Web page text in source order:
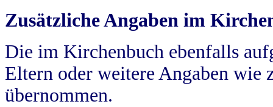
Zusätzliche Angaben im
Die im Kirchenbuch ebenfalls
Eltern oder weitere Angaben wie
übernommen.